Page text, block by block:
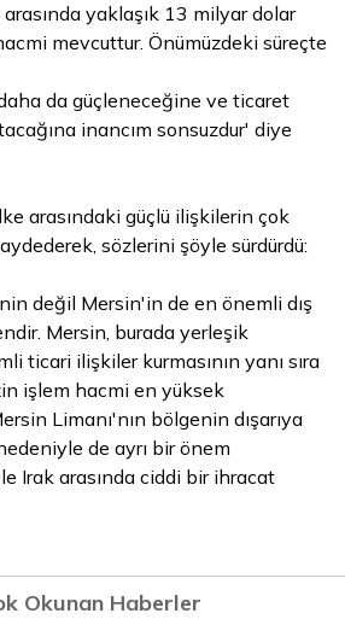
yaklaşık 13 milyardolar
mevcuttur. Önümüzdeki süreçte
da güçleneceğine ve ticaret
inancım sonsuzdur' diye
arasındaki güçlü ilişkilerin çok
sözlerini şöyle sürdürdü:
değil Mersin'in de en önemli dış
Mersin, burada yerleşik
ticari ilişkiler kurmasının yanı sıra
işlem hacmi en yüksek
Limanı'nın bölgenin dışarıya
de ayrı bir önem
Irak arasında ciddi bir ihracat
Okunan Haberler